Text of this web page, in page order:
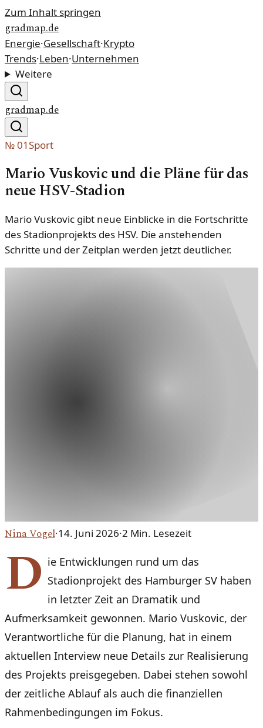
Zum Inhalt springen
gradmap.de
Energie·Gesellschaft·Krypto
Trends·Leben·Unternehmen
Weitere
gradmap.de
№01Sport
Mario Vuskovic und die Pläne für das
neue HSV-Stadion
Mario Vuskovic gibt neue Einblicke in die Fortschritte
des Stadionprojekts des HSV. Die anstehenden
Schritte und der Zeitplan werden jetzt deutlicher.
Nina Vogel·14. Juni 2026·2 Min. Lesezeit
D ie Entwicklungen rund um das
Stadionprojekt des Hamburger SV haben
in letzter Zeit an Dramatik und
Aufmerksamkeit gewonnen. Mario Vuskovic, der
Verantwortliche für die Planung, hat in einem
aktuellen Interview neue Details zur Realisierung
des Projekts preisgegeben. Dabei stehen sowohl
der zeitliche Ablauf als auch die finanziellen
Rahmenbedingungen im Fokus.